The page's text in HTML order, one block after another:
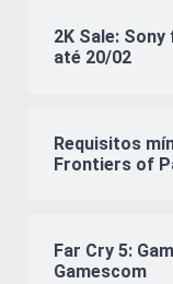
2K Sale:
até 20/02
Requisitos
Frontiers of
Far Cry 5:
Gamescom